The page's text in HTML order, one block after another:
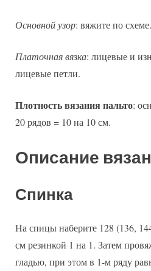
Основной узор: вяжите по схеме.
Платочная вязка: лицевые и
лицевые петли.
Плотность вязания пальто:
20 рядов = 10 на 10 см.
Описание
Спинка
На спицы наберите 128 (136,
см резинкой 1 на 1. Затем
гладью, при этом в 1-м ряду